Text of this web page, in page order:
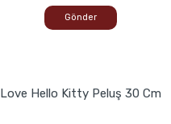
Gönder
Love Hello Kitty Peluş 30 Cm